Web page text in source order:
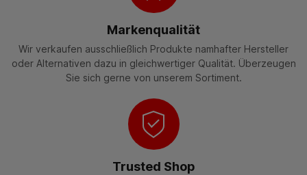
Markenqualität
Wir verkaufen ausschließlich Produkte namhafter Hersteller
oder Alternativen dazu in gleichwertiger Qualität. Überzeugen
Sie sich gerne von unserem Sortiment.
Trusted Shop